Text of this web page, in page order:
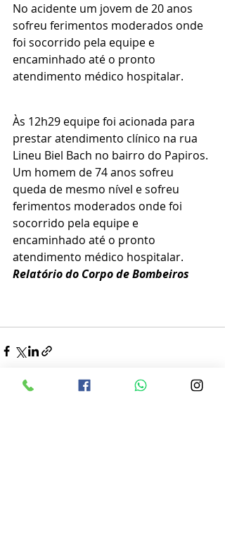
No acidente um jovem de 20 anos
sofreu ferimentos moderados onde
foi socorrido pela equipe e
encaminhado até o pronto
atendimento médico hospitalar.
Às 12h29 equipe foi acionada para
prestar atendimento clínico na rua
Lineu Biel Bach no bairro do Papiros.
Um homem de 74 anos sofreu
queda de mesmo nível e sofreu
ferimentos moderados onde foi
socorrido pela equipe e
encaminhado até o pronto
atendimento médico hospitalar.
Relatório do Corpo de Bombeiros